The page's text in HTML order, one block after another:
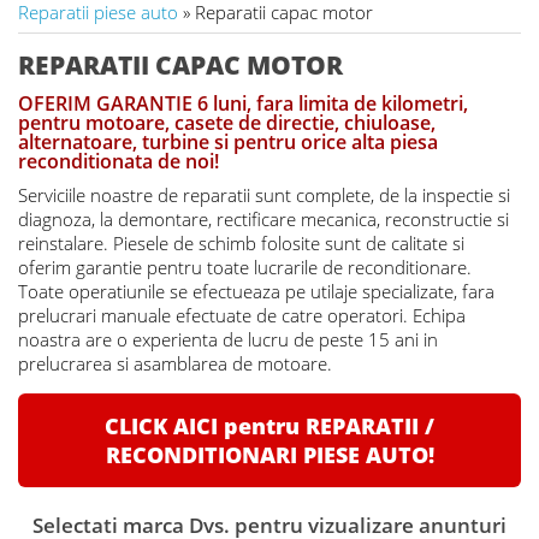
Reparatii piese auto » Reparatii capac motor
REPARATII CAPAC MOTOR
OFERIM GARANTIE 6 luni, fara limita de kilometri,
pentru motoare, casete de directie, chiuloase,
alternatoare, turbine si pentru orice alta piesa
reconditionata de noi!
Serviciile noastre de reparatii sunt complete, de la inspectie si
diagnoza, la demontare, rectificare mecanica, reconstructie si
reinstalare. Piesele de schimb folosite sunt de calitate si
oferim garantie pentru toate lucrarile de reconditionare.
Toate operatiunile se efectueaza pe utilaje specializate, fara
prelucrari manuale efectuate de catre operatori. Echipa
noastra are o experienta de lucru de peste 15 ani in
prelucrarea si asamblarea de motoare.
CLICK AICI pentru REPARATII /
RECONDITIONARI PIESE AUTO!
Selectati marca Dvs. pentru vizualizare anunturi